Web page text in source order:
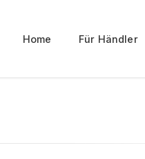
Home Für Händler